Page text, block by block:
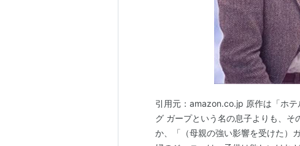
137分、ビスタサイズ
引用元：amazon.co.jp 原作は「ホ
グ ガープという名の息子よりも、
か、「（母親の強い影響を受けた）